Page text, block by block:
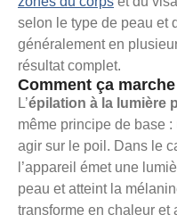
selon le type de peau et
généralement en
résultat complet.
Comment ça
L’épilation à la lumière
même principe de base
agir sur le poil. Dans le
l’appareil émet une
peau et atteint la
transforme en chaleur